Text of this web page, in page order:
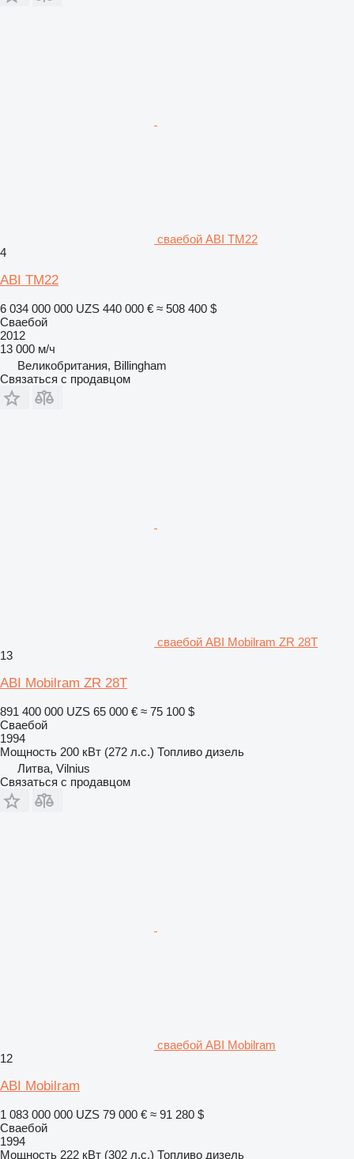
сваебой ABI TM22
4
ABI TM22
6 034 000 000 UZS 440 000 € ≈ 508 400 $
Сваебой
2012
13 000 м/ч
Великобритания, Billingham
Связаться с продавцом
сваебой ABI Mobilram ZR 28T
13
ABI Mobilram ZR 28T
891 400 000 UZS 65 000 € ≈ 75 100 $
Сваебой
1994
Мощность 200 кВт (272 л.с.) Топливо дизель
Литва, Vilnius
Связаться с продавцом
сваебой ABI Mobilram
12
ABI Mobilram
1 083 000 000 UZS 79 000 € ≈ 91 280 $
Сваебой
1994
Мощность 222 кВт (302 л.с.) Топливо дизель